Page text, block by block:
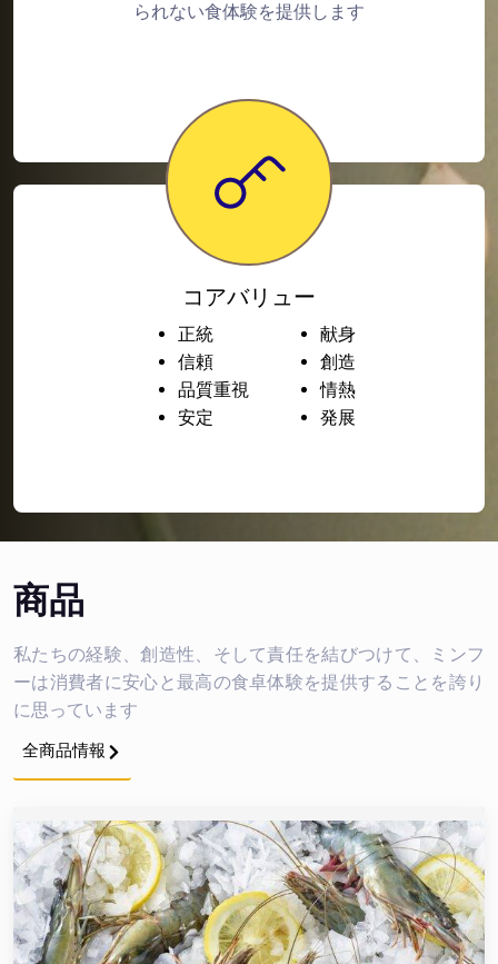
られない食体験を提供します
コアバリュー
正統
信頼
品質重視
安定
献身
創造
情熱
発展
商品
全商品情報
私たちの経験、創造性、そして責任を結びつけて、ミンフ
ーは消費者に安心と最高の食卓体験を提供することを誇り
に思っています